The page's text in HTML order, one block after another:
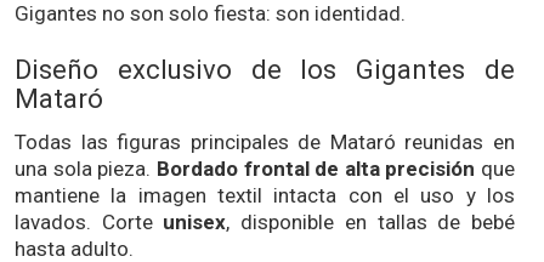
Gigantes no son solo fiesta: son identidad.
Diseño exclusivo de los Gigantes de
Mataró
Todas las figuras principales de Mataró reunidas en
una sola pieza. Bordado frontal de alta precisión que
mantiene la imagen textil intacta con el uso y los
lavados. Corte unisex, disponible en tallas de bebé
hasta adulto.